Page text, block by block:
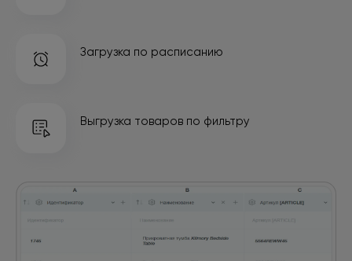
Загрузка по расписанию
Выгрузка товаров по фильтру